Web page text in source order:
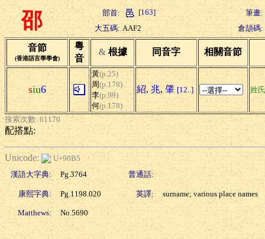
邵 部首: [163]
筆畫:
大五碼: AAF2 倉頡碼:
音節
(香港語言學學會)
粵
音
& 根據 同音字 相關音節
siu6
黃(p.25)
周(p.178)
李(p.99)
何(p.178)
紹, 兆, 肇 [12..] 姓氏
搜索次數: 61170
配搭點:
Unicode:
U+90B5
漢語大字典:
Pg.3764 普通話:
康熙字典: Pg.1198.020 英譯: surname; various place names
Matthews: No.5690